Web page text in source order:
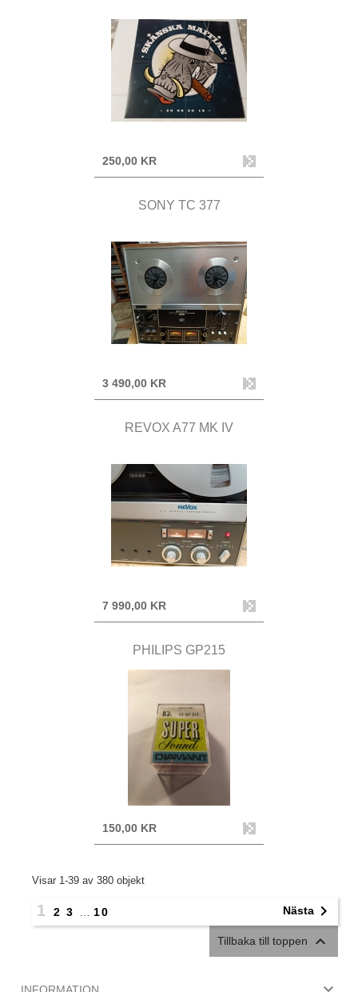
250,00 KR
SONY TC 377
3 490,00 KR
REVOX A77 MK IV
7 990,00 KR
PHILIPS GP215
150,00 KR
Visar 1-39 av 380 objekt
1 2 3 10 Nästa 
Tillbaka till toppen 
INFORMATION